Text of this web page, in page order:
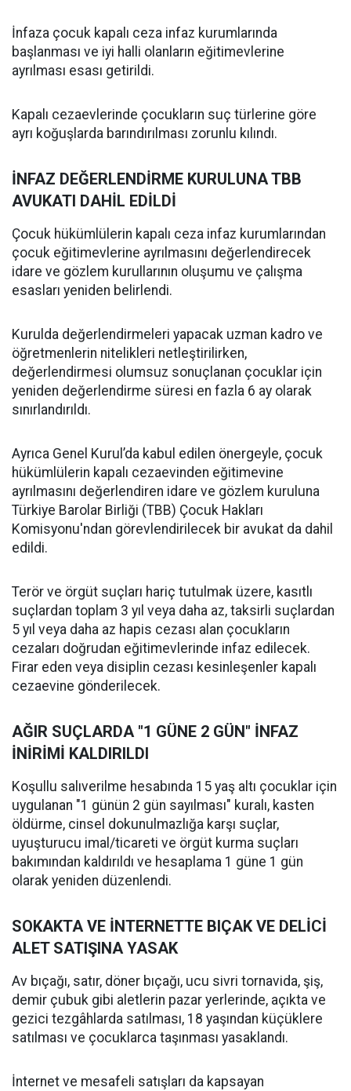
İnfaza çocuk kapalı ceza infaz kurumlarında
başlanması ve iyi halli olanların eğitimevlerine
ayrılması esası getirildi.
Kapalı cezaevlerinde çocukların suç türlerine göre
ayrı koğuşlarda barındırılması zorunlu kılındı.
İNFAZ DEĞERLENDİRME KURULUNA TBB
AVUKATI DAHİL EDİLDİ
Çocuk hükümlülerin kapalı ceza infaz kurumlarından
çocuk eğitimevlerine ayrılmasını değerlendirecek
idare ve gözlem kurullarının oluşumu ve çalışma
esasları yeniden belirlendi.
Kurulda değerlendirmeleri yapacak uzman kadro ve
öğretmenlerin nitelikleri netleştirilirken,
değerlendirmesi olumsuz sonuçlanan çocuklar için
yeniden değerlendirme süresi en fazla 6 ay olarak
sınırlandırıldı.
Ayrıca Genel Kurul’da kabul edilen önergeyle, çocuk
hükümlülerin kapalı cezaevinden eğitimevine
ayrılmasını değerlendiren idare ve gözlem kuruluna
Türkiye Barolar Birliği (TBB) Çocuk Hakları
Komisyonu'ndan görevlendirilecek bir avukat da dahil
edildi.
Terör ve örgüt suçları hariç tutulmak üzere, kasıtlı
suçlardan toplam 3 yıl veya daha az, taksirli suçlardan
5 yıl veya daha az hapis cezası alan çocukların
cezaları doğrudan eğitimevlerinde infaz edilecek.
Firar eden veya disiplin cezası kesinleşenler kapalı
cezaevine gönderilecek.
AĞIR SUÇLARDA "1 GÜNE 2 GÜN" İNFAZ
İNİRİMİ KALDIRILDI
Koşullu salıverilme hesabında 15 yaş altı çocuklar için
uygulanan "1 günün 2 gün sayılması" kuralı, kasten
öldürme, cinsel dokunulmazlığa karşı suçlar,
uyuşturucu imal/ticareti ve örgüt kurma suçları
bakımından kaldırıldı ve hesaplama 1 güne 1 gün
olarak yeniden düzenlendi.
SOKAKTA VE İNTERNETTE BIÇAK VE DELİCİ
ALET SATIŞINA YASAK
Av bıçağı, satır, döner bıçağı, ucu sivri tornavida, şiş,
demir çubuk gibi aletlerin pazar yerlerinde, açıkta ve
gezici tezgâhlarda satılması, 18 yaşından küçüklere
satılması ve çocuklarca taşınması yasaklandı.
İnternet ve mesafeli satışları da kapsayan